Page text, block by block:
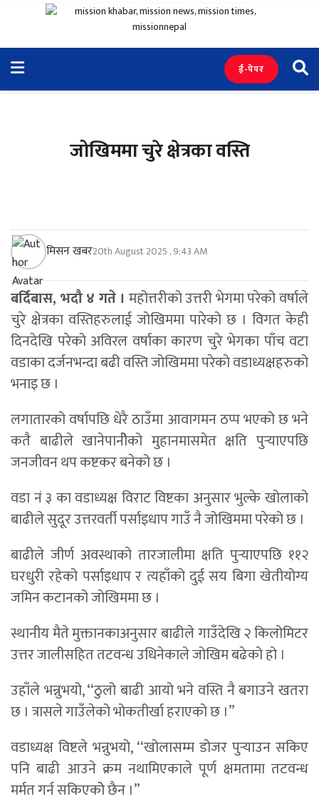
ई-पेपर
जोखिममा चुरे क्षेत्रका वस्ति
मिसन खबर20th August 2025 , 9:43 AM
बर्दिबास, भदौ ४ गते । महोत्तरीको उत्तरी भेगमा परेको वर्षाले
चुरे क्षेत्रका वस्तिहरुलाई जोखिममा पारेको छ । विगत केही
दिनदेखि परेको अविरल वर्षाका कारण चुरे भेगका पाँच वटा
वडाका दर्जनभन्दा बढी वस्ति जोखिममा परेको वडाध्यक्षहरुको
भनाइ छ ।
लगातारको वर्षापछि धेरै ठाउँमा आवागमन ठप्प भएको छ भने
कतै बाढीले खानेपानीेको मुहानमासमेत क्षति पुर्‍याएपछि
जनजीवन थप कष्टकर बनेको छ ।
वडा नं ३ का वडाध्यक्ष विराट विष्टका अनुसार भुल्के खोलाको
बाढीले सुदूर उत्तरवर्ती पर्साइधाप गाउँ नै जोखिममा परेको छ ।
बाढीले जीर्ण अवस्थाको तारजालीमा क्षति पुर्‍याएपछि ११२
घरधुरी रहेको पर्साइधाप र त्यहाँको दुई सय बिगा खेतीयोग्य
जमिन कटानको जोखिममा छ ।
स्थानीय मैते मुक्तानकाअनुसार बाढीले गाउँदेखि २ किलोमिटर
उत्तर जालीसहित तटवन्ध उधिनेकाले जोखिम बढेको हो ।
उहाँले भन्नुभयो, ‘‘ठुलो बाढी आयो भने वस्ति नै बगाउने खतरा
छ । त्रासले गाउँलेको भोकतीर्खा हराएको छ ।’’
वडाध्यक्ष विष्टले भन्नुभयो, ‘‘खोलासम्म डोजर पुर्‍याउन सकिए
पनि बाढी आउने क्रम नथामिएकाले पूर्ण क्षमतामा तटवन्ध
मर्मत गर्न सकिएकोे छैन ।’’